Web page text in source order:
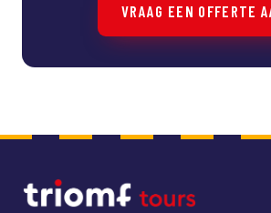
VRAAG EEN OFFERTE